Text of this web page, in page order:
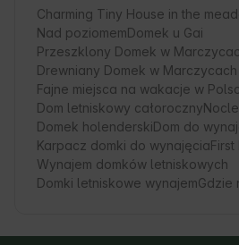
Charming Tiny House in the
Nad poziomemDomek u Gai
Przeszklony Domek w
Drewniany Domek w Marczycach
Fajne miejsca na wakacje w
Dom letniskowy całoroczny
Domek holenderskiDom do
Karpacz domki do wynajęciaFirst
Wynajem domków letniskowych
Domki letniskowe wynajemGdzie